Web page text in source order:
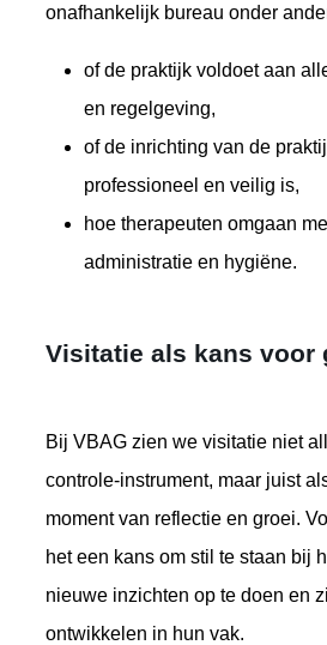
onafhankelijk bureau onder
of de praktijk voldoet aan
en regelgeving,
of de inrichting van de
professioneel en veilig is,
hoe therapeuten omgaan
administratie en hygiëne.
Visitatie als kans voor
Bij VBAG zien we visitatie niet
controle-instrument, maar juist
moment van reflectie en groei.
het een kans om stil te staan bij
nieuwe inzichten op te doen en
ontwikkelen in hun vak.